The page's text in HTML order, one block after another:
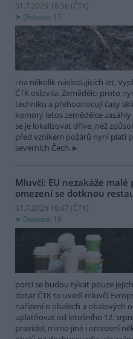
31.7.2026 18:56 (ČTK)
Diskuse: 11
i na několik následujících let.
ČTK oslovila. Zemědělci proto
techniku a přehodnocují časy
komory letos zemědělce
se je lokalizovat dříve, než
před vznikem požárů nyní platí
severních Čech.
Mluvčí: EU nezakáže
omezení se dotknou
31.7.2026 18:47 (ČTK)
Diskuse: 19
porcí se budou týkat pouze
dotaz ČTK to uvedl mluvčí
nařízení o obalech a obalových
uplatňovat od letošního 12.
pravidel, mimo jiné i omezení